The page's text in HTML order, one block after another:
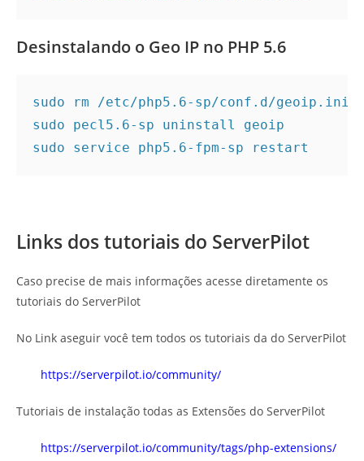
Desinstalando o Geo IP no PHP 5.6
sudo rm /etc/php5.6-sp/conf.d/geoip.ini
sudo pecl5.6-sp uninstall geoip
sudo service php5.6-fpm-sp restart
Links dos tutoriais do ServerPilot
Caso precise de mais informações acesse diretamente os
tutoriais do ServerPilot
No Link aseguir você tem todos os tutoriais da do ServerPilot
https://serverpilot.io/community/
Tutoriais de instalação todas as Extensões do ServerPilot
https://serverpilot.io/community/tags/php-extensions/